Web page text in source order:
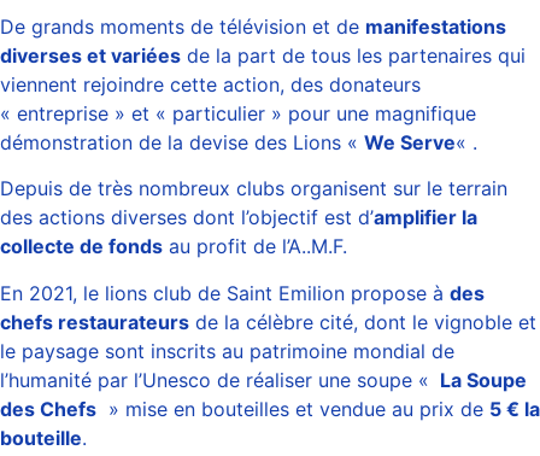
De grands moments de télévision et de manifestations
diverses et variées de la part de tous les partenaires qui
viennent rejoindre cette action, des donateurs
« entreprise » et « particulier » pour une magnifique
démonstration de la devise des Lions « We Serve« .
Depuis de très nombreux clubs organisent sur le terrain
des actions diverses dont l’objectif est d’amplifier la
collecte de fonds au profit de l’A..M.F.
En 2021, le lions club de Saint Emilion propose à des
chefs restaurateurs de la célèbre cité, dont le vignoble et
le paysage sont inscrits au patrimoine mondial de
l’humanité par l’Unesco de réaliser une soupe « La Soupe
des Chefs » mise en bouteilles et vendue au prix de 5 € la
bouteille.